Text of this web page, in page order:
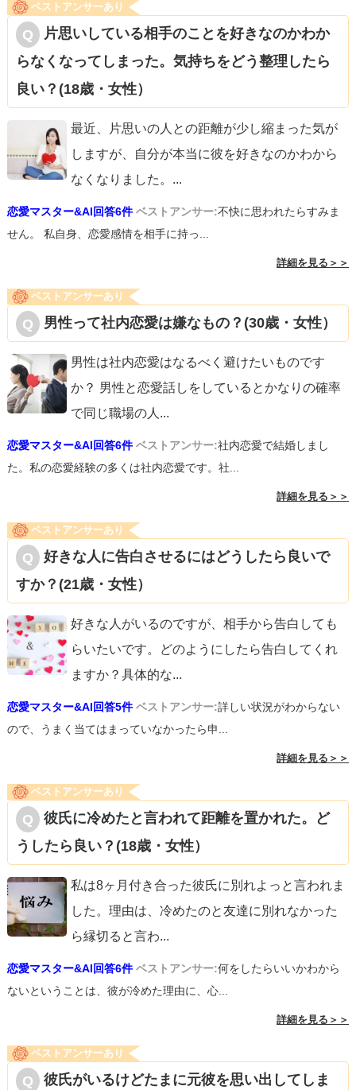
ベストアンサーあり
片思いしている相手のことを好きなのかわか
らなくなってしまった。気持ちをどう整理したら
良い？(18歳・女性）
最近、片思いの人との距離が少し縮まった気が
しますが、自分が本当に彼を好きなのかわから
なくなりました。 ...
恋愛マスター&AI回答6件 ベストアンサー:不快に思われたらすみま
せん。 私自身、恋愛感情を相手に持っ...
詳細を見る＞＞
ベストアンサーあり
男性って社内恋愛は嫌なもの？(30歳・女性）
男性は社内恋愛はなるべく避けたいものです
か？ 男性と恋愛話しをしているとかなりの確率
で同じ職場の人 ...
恋愛マスター&AI回答6件 ベストアンサー:社内恋愛で結婚しまし
た。私の恋愛経験の多くは社内恋愛です。社...
詳細を見る＞＞
ベストアンサーあり
好きな人に告白させるにはどうしたら良いで
すか？(21歳・女性）
好きな人がいるのですが、相手から告白しても
らいたいです。どのようにしたら告白してくれ
ますか？具体的な...
恋愛マスター&AI回答5件 ベストアンサー:詳しい状況がわからない
ので、うまく当てはまっていなかったら申...
詳細を見る＞＞
ベストアンサーあり
彼氏に冷めたと言われて距離を置かれた。ど
うしたら良い？(18歳・女性）
私は8ヶ月付き合った彼氏に別れよっと言われま
した。理由は、冷めたのと友達に別れなかった
ら縁切ると言わ...
恋愛マスター&AI回答6件 ベストアンサー:何をしたらいいかわから
ないということは、彼が冷めた理由に、心...
詳細を見る＞＞
ベストアンサーあり
彼氏がいるけどたまに元彼を思い出してしま